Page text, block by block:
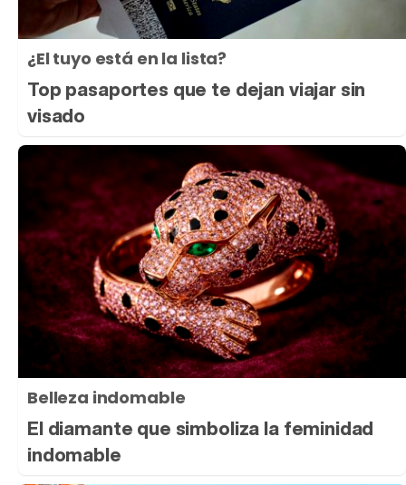
¿El tuyo está en la lista?
Top pasaportes que te dejan viajar sin
visado
Belleza indomable
El diamante que simboliza la feminidad
indomable